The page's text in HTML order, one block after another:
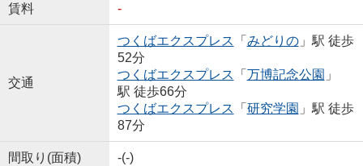
賃料 -
交通
つくばエクスプレス 「 みどりの」駅 徒歩
52分
つくばエクスプレス 「 万博記念公園 」
駅 徒歩66分
つくばエクスプレス 「 研究学園 」駅 徒歩
87分
間取り(面積) -(-)